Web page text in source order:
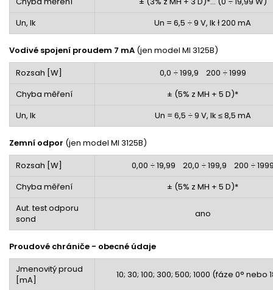
Un, Ik
Un = 6,5 ÷ 9 V, Ik ł200 mA
Vodivé spojení proudem 7 mA (jen model MI 3125B)
Rozsah [W]
0,0 ÷ 199,9 200 ÷ 1999
Chyba měření
± (5% z MH + 5 D)*
Un, Ik
Un = 6,5 ÷ 9 V, Ik ≤ 8,5 mA
Zemní odpor (jen model MI 3125B)
Rozsah [W]
0,00 ÷ 19,99 20,0 ÷ 199,9 200 ÷
Chyba měření
± (5% z MH + 5 D)*
Aut. test odporu
sond
ano
Proudové chrániče - obecné údaje
Jmenovitý proud
[mA] 10; 30; 100; 300; 500; 1000 (fáze 0° nebo